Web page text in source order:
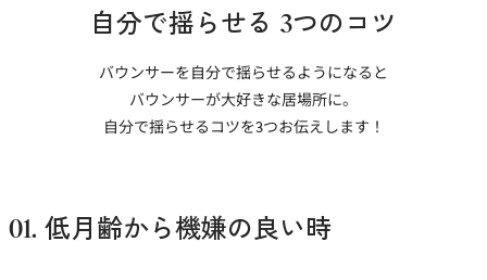
自分で揺らせる 3つのコツ
バウンサーを自分で揺らせるようになると
バウンサーが大好きな居場所に。
自分で揺らせるコツを3つお伝えします！
01. 低月齢から機嫌の良い時